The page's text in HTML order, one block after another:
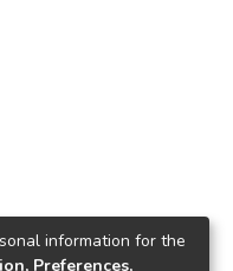
information for the
Preferences,